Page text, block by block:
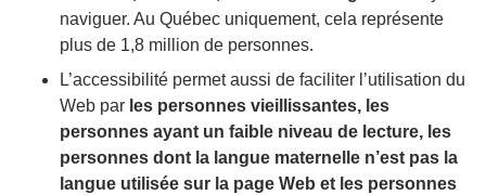
naviguer. Au Québec uniquement, cela représente
plus de 1,8 million de personnes.
L’accessibilité permet aussi de faciliter l’utilisation du
Web par les personnes vieillissantes, les
personnes ayant un faible niveau de lecture, les
personnes dont la langue maternelle n’est pas la
langue utilisée sur la page Web et les personnes